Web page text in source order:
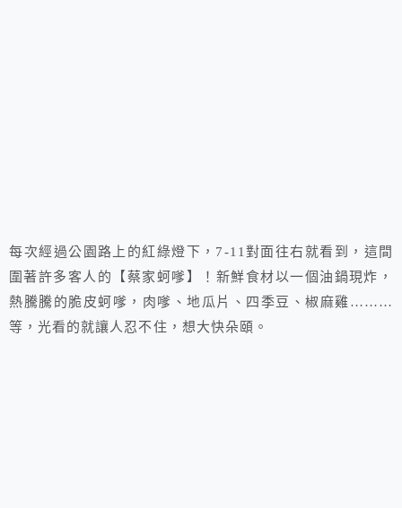
每次經過公園路上的紅綠燈下，7-11對面往右就看到，這間
圍著許多客人的【 蔡家蚵嗲】
！新鮮食材以一個油鍋現炸，
熱騰騰的脆皮蚵嗲，肉嗲、地瓜片、四季豆、椒麻雞………
等，光看的就讓人忍不住，想大快朵頤。